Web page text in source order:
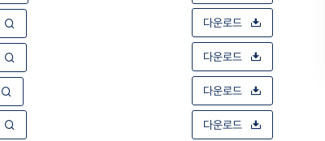
다운로드
다운로드
다운로드
다운로드